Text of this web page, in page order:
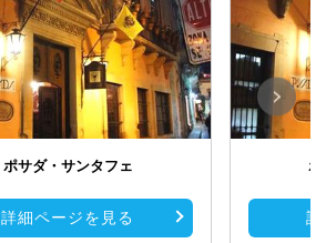
ポサダ・サンタフェ
詳細ページを見る